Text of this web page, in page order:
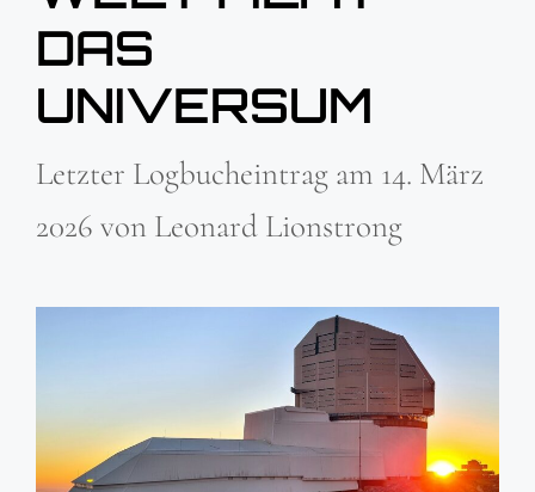
AS U
NIVERSUM
Letzter Logbucheintrag am 14. März
2026 von Leonard Lionstrong